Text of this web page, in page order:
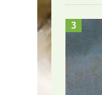
3